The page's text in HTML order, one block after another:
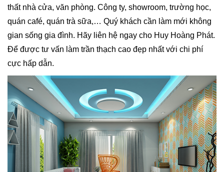
thất nhà cửa, văn phòng. Công ty, showroom, trường học,
quán café, quán trà sữa,… Quý khách cần làm mới không
gian sống gia đình. Hãy liên hệ ngay cho Huy Hoàng Phát.
Để được tư vấn làm trần thạch cao đẹp nhất với chi phí
cực hấp dẫn.